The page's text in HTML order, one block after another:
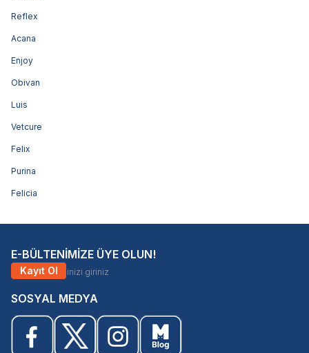
Reflex
Acana
Enjoy
Obivan
Luis
Vetcure
Felix
Purina
Felicia
E-BÜLTENİMİZE ÜYE OLUN!
Kayıt Ol
SOSYAL MEDYA